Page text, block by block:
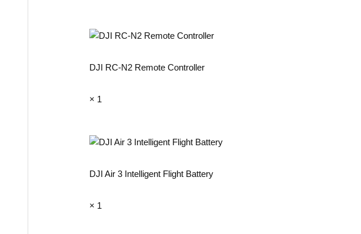
DJI RC-N2 Remote Controller
× 1
DJI Air 3 Intelligent Flight Battery
× 1